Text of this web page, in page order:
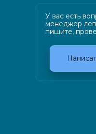
У вас есть
менеджер
пишите,